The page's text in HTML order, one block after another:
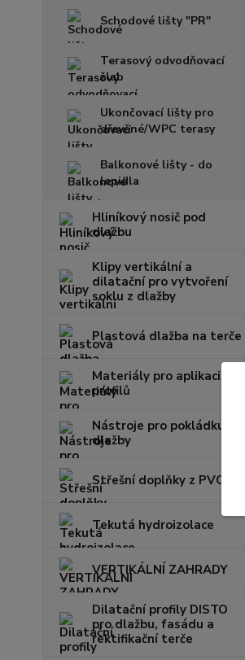
Schodové lišty "PR"
Terasový odvodňovací
žlab
Ukončovací lišty pro
dřevěné/WPC terasy
Balkonové lišty - do
lepidla
Hliníkový nosič pod
dlažbu
Klipy vertikální a
dilatační pro vytvoření
soklu z dlažby
Plastová dlažba na terče
Materiály pro aplikaci
profilů
Nástroje pro pokládku
dlažby
Střešní doplňky z PVC
Tekutá hydroizolace
VERTIKÁLNÍ ZAHRADY
Dilatační profily DISTO
pro dlažbu, fasádu a
rektifikační terče